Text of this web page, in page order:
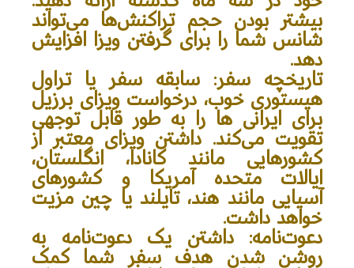
بیشتر بودن حجم تراکنش‌ها می‌تواند
شانس شما را برای گرفتن ویزا افزایش
دهد.
تاریخچه سفر: سابقه سفر یا تراول
هیستوری خوب، درخواست ویزای برزیل
برای ایرانی ها را به طور قابل توجهی
تقویت می‌کند. داشتن ویزای معتبر از
کشورهایی مانند کانادا، انگلستان،
ایالات متحده آمریکا و کشورهای
آسیایی مانند هند، تایلند یا چین مزیت
خواهد داشت.
دعوت‌نامه: داشتن یک دعوت‌نامه به
روشن شدن هدف سفر شما کمک